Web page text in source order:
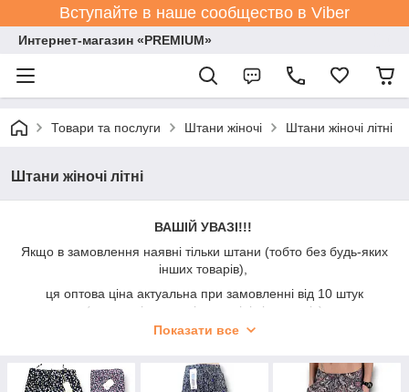
Вступайте в наше сообщество в Viber
Интернет-магазин «PREMIUM»
Товари та послуги Штани жіночі Штани жіночі літні
Штани жіночі літні
ВАШІЙ УВАЗІ!!!
Якщо в замовлення наявні тільки штани (тобто без будь-яких
інших товарів),
ця оптова ціна актуальна при замовленні від 10 штук
(можна різних типів, розмірів і кольорів)
При замовленні до 10 штук - додається націнка +50%.
На оптових клієнтів ця інформація не поширюється.
Показати все